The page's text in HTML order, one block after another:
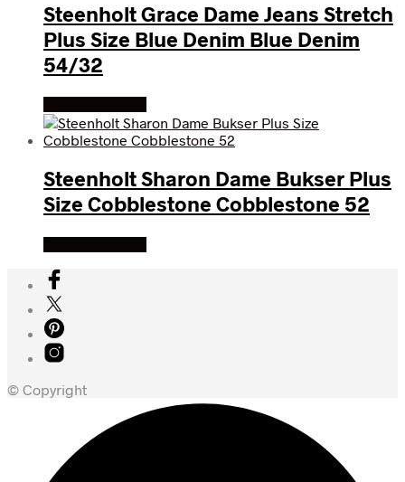
Steenholt Grace Dame Jeans Stretch
Plus Size Blue Denim Blue Denim
54/32
Steenholt Sharon Dame Bukser Plus
Size Cobblestone Cobblestone 52
© Copyright